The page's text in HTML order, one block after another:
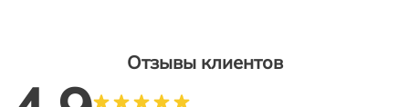
Отзывы клиентов